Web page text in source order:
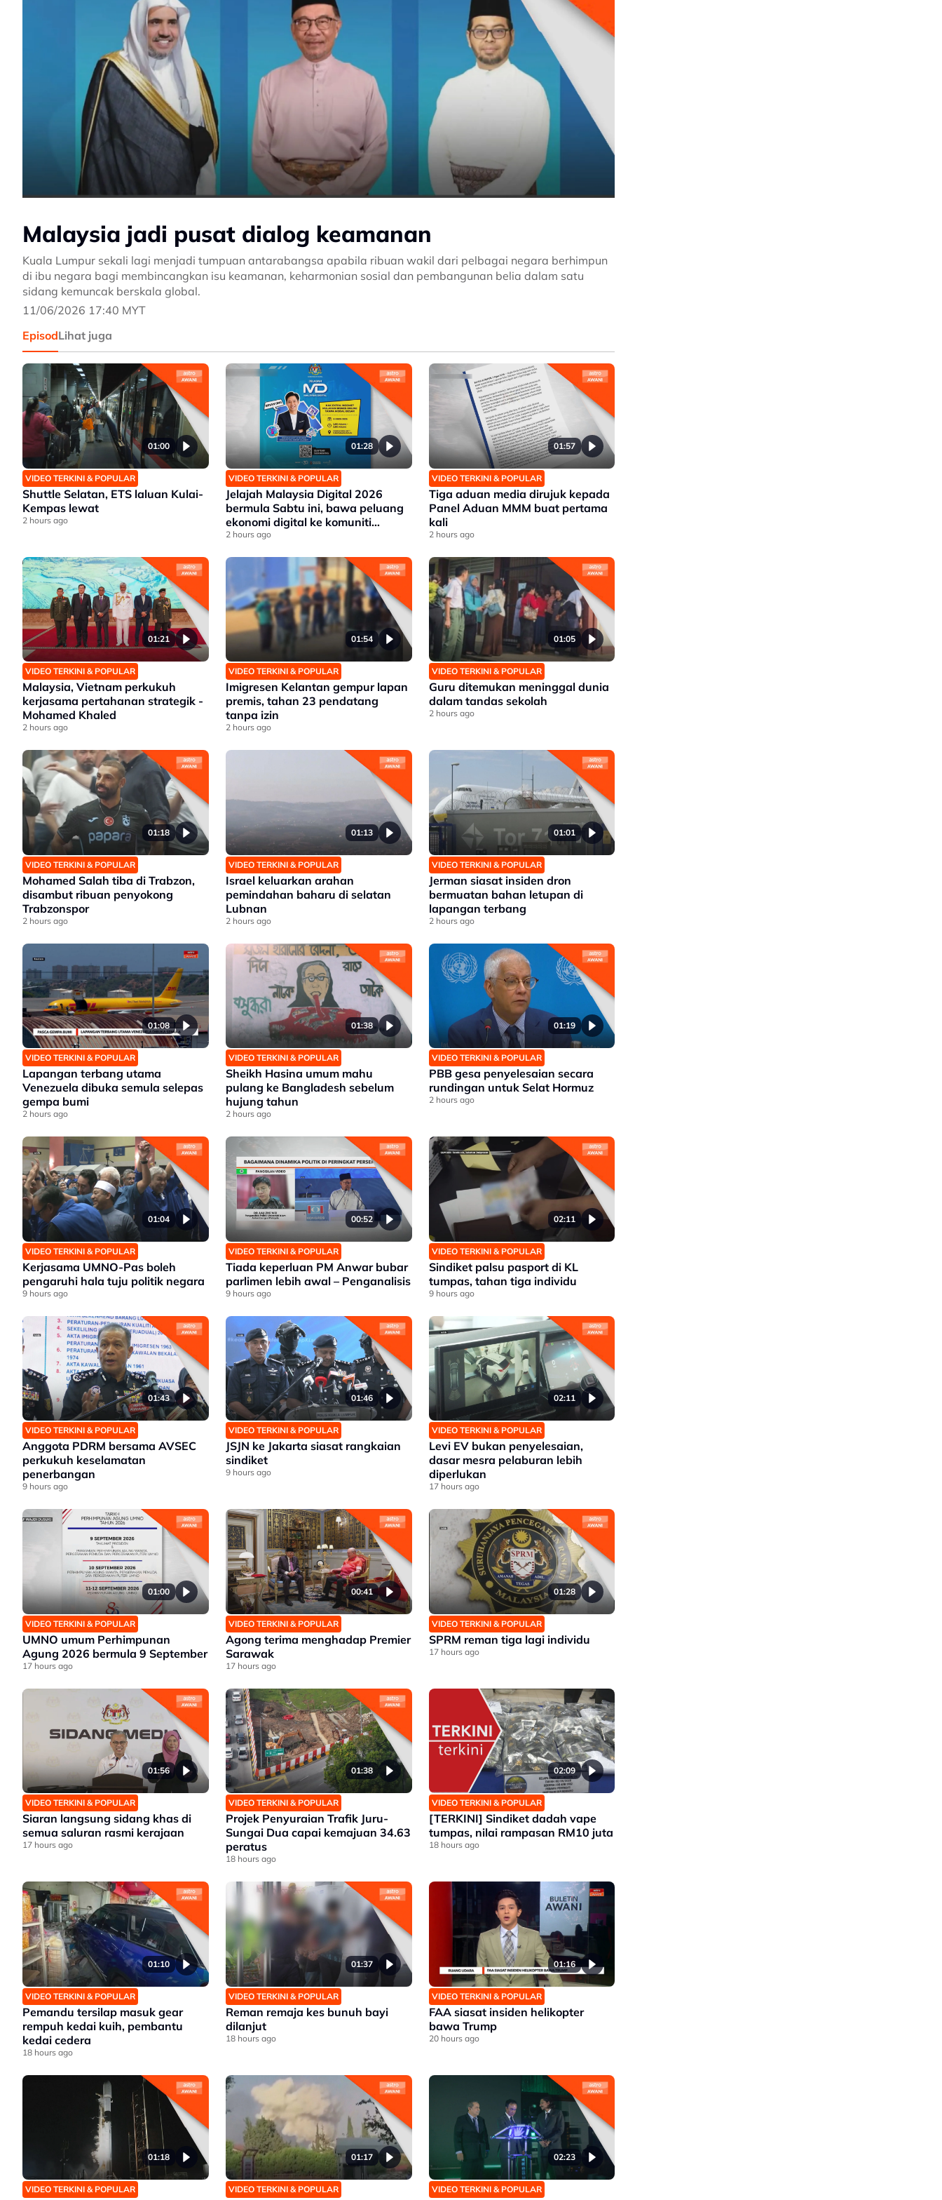
Malaysia jadi pusat dialog keamanan
Kuala Lumpur sekali lagi menjadi tumpuan antarabangsa apabila ribuan wakil dari pelbagai negara berhimpun
di ibu negara bagi membincangkan isu keamanan, keharmonian sosial dan pembangunan belia dalam satu
sidang kemuncak berskala global.
11/06/2026 17:40 MYT
EpisodLihat juga
01:00
VIDEO TERKINI & POPULAR
Shuttle Selatan, ETS laluan Kulai-
Kempas lewat
2 hours ago
01:28
VIDEO TERKINI & POPULAR
Jelajah Malaysia Digital 2026
bermula Sabtu ini, bawa peluang
ekonomi digital ke komuniti
setempat
2 hours ago
01:57
VIDEO TERKINI & POPULAR
Tiga aduan media dirujuk kepada
Panel Aduan MMM buat pertama
kali
2 hours ago
01:21
VIDEO TERKINI & POPULAR
Malaysia, Vietnam perkukuh
kerjasama pertahanan strategik -
Mohamed Khaled
2 hours ago
01:54
VIDEO TERKINI & POPULAR
Imigresen Kelantan gempur lapan
premis, tahan 23 pendatang
tanpa izin
2 hours ago
01:05
VIDEO TERKINI & POPULAR
Guru ditemukan meninggal dunia
dalam tandas sekolah
2 hours ago
01:18
VIDEO TERKINI & POPULAR
Mohamed Salah tiba di Trabzon,
disambut ribuan penyokong
Trabzonspor
2 hours ago
01:13
VIDEO TERKINI & POPULAR
Israel keluarkan arahan
pemindahan baharu di selatan
Lubnan
2 hours ago
01:01
VIDEO TERKINI & POPULAR
Jerman siasat insiden dron
bermuatan bahan letupan di
lapangan terbang
2 hours ago
01:08
VIDEO TERKINI & POPULAR
Lapangan terbang utama
Venezuela dibuka semula selepas
gempa bumi
2 hours ago
01:38
VIDEO TERKINI & POPULAR
Sheikh Hasina umum mahu
pulang ke Bangladesh sebelum
hujung tahun
2 hours ago
01:19
VIDEO TERKINI & POPULAR
PBB gesa penyelesaian secara
rundingan untuk Selat Hormuz
2 hours ago
01:04
VIDEO TERKINI & POPULAR
Kerjasama UMNO-Pas boleh
pengaruhi hala tuju politik negara
9 hours ago
00:52
VIDEO TERKINI & POPULAR
Tiada keperluan PM Anwar bubar
parlimen lebih awal – Penganalisis
9 hours ago
02:11
VIDEO TERKINI & POPULAR
Sindiket palsu pasport di KL
tumpas, tahan tiga individu
9 hours ago
01:43
VIDEO TERKINI & POPULAR
Anggota PDRM bersama AVSEC
perkukuh keselamatan
penerbangan
9 hours ago
01:46
VIDEO TERKINI & POPULAR
JSJN ke Jakarta siasat rangkaian
sindiket
9 hours ago
02:11
VIDEO TERKINI & POPULAR
Levi EV bukan penyelesaian,
dasar mesra pelaburan lebih
diperlukan
17 hours ago
01:00
VIDEO TERKINI & POPULAR
UMNO umum Perhimpunan
Agung 2026 bermula 9 September
17 hours ago
00:41
VIDEO TERKINI & POPULAR
Agong terima menghadap Premier
Sarawak
17 hours ago
01:28
VIDEO TERKINI & POPULAR
SPRM reman tiga lagi individu
17 hours ago
01:56
VIDEO TERKINI & POPULAR
Siaran langsung sidang khas di
semua saluran rasmi kerajaan
17 hours ago
01:38
VIDEO TERKINI & POPULAR
Projek Penyuraian Trafik Juru-
Sungai Dua capai kemajuan 34.63
peratus
18 hours ago
02:09
VIDEO TERKINI & POPULAR
[TERKINI] Sindiket dadah vape
tumpas, nilai rampasan RM10 juta
18 hours ago
01:10
VIDEO TERKINI & POPULAR
Pemandu tersilap masuk gear
rempuh kedai kuih, pembantu
kedai cedera
18 hours ago
01:37
VIDEO TERKINI & POPULAR
Reman remaja kes bunuh bayi
dilanjut
18 hours ago
01:16
VIDEO TERKINI & POPULAR
FAA siasat insiden helikopter
bawa Trump
20 hours ago
01:18
VIDEO TERKINI & POPULAR
01:17
VIDEO TERKINI & POPULAR
02:23
VIDEO TERKINI & POPULAR